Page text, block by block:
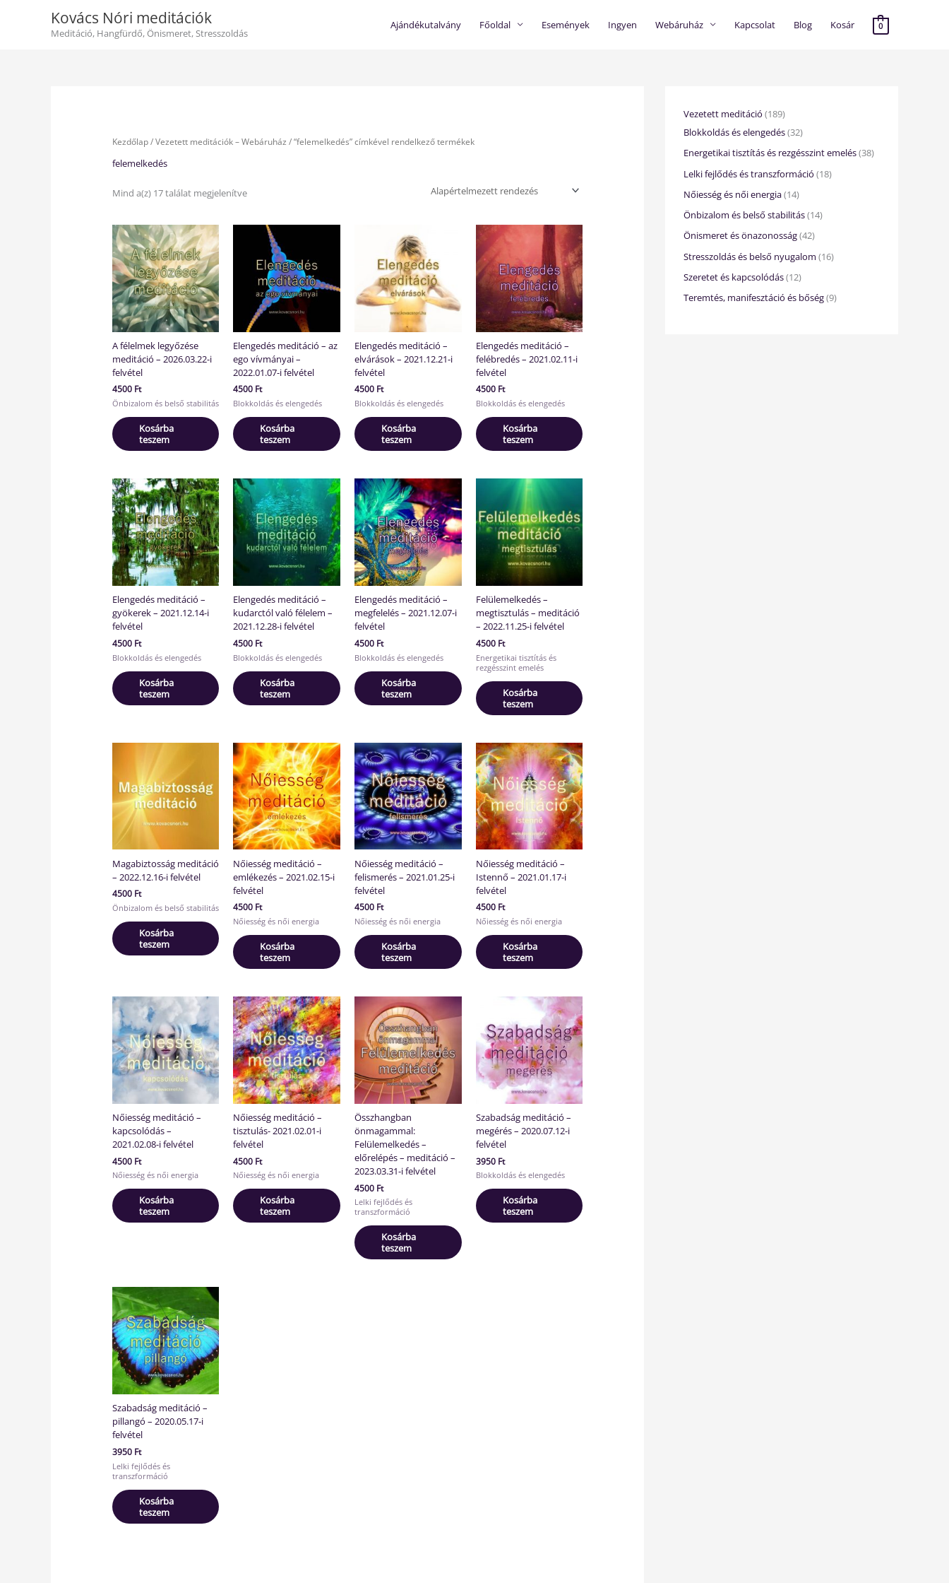
Kovács Nóri meditációk
Meditáció, Hangfürdő, Önismeret, Stresszoldás
Ajándékutalvány Főoldal Események Ingyen Webáruház Kapcsolat Blog Kosár 0
Kezdőlap/Vezetett meditációk – Webáruház / “felemelkedés” címkével rendelkező termékek
felemelkedés
Mind a(z) 17 találat megjelenítve
A félelmek legyőzése
meditáció – 2026.03.22-i
felvétel
4500 Ft
Önbizalom és belső stabilitás
Kosárba
teszem
Elengedés meditáció – az
ego vívmányai –
2022.01.07-i felvétel
4500 Ft
Blokkoldás és elengedés
Kosárba
teszem
Elengedés meditáció –
elvárások – 2021.12.21-i
felvétel
4500 Ft
Blokkoldás és elengedés
Kosárba
teszem
Elengedés meditáció –
felébredés – 2021.02.11-i
felvétel
4500 Ft
Blokkoldás és elengedés
Kosárba
teszem
Elengedés meditáció –
gyökerek – 2021.12.14-i
felvétel
4500 Ft
Blokkoldás és elengedés
Kosárba
teszem
Elengedés meditáció –
kudarctól való félelem –
2021.12.28-i felvétel
4500 Ft
Blokkoldás és elengedés
Kosárba
teszem
Elengedés meditáció –
megfelelés – 2021.12.07-i
felvétel
4500 Ft
Blokkoldás és elengedés
Kosárba
teszem
Felülemelkedés –
megtisztulás – meditáció
– 2022.11.25-i felvétel
4500 Ft
Energetikai tisztítás és
rezgésszint emelés
Kosárba
teszem
Magabiztosság meditáció
– 2022.12.16-i felvétel
4500 Ft
Önbizalom és belső stabilitás
Kosárba
teszem
Nőiesség meditáció –
emlékezés – 2021.02.15-i
felvétel
4500 Ft
Nőiesség és női energia
Kosárba
teszem
Nőiesség meditáció –
felismerés – 2021.01.25-i
felvétel
4500 Ft
Nőiesség és női energia
Kosárba
teszem
Nőiesség meditáció –
Istennő – 2021.01.17-i
felvétel
4500 Ft
Nőiesség és női energia
Kosárba
teszem
Nőiesség meditáció –
kapcsolódás –
2021.02.08-i felvétel
4500 Ft
Nőiesség és női energia
Kosárba
teszem
Nőiesség meditáció –
tisztulás- 2021.02.01-i
felvétel
4500 Ft
Nőiesség és női energia
Kosárba
teszem
Összhangban
önmagammal:
Felülemelkedés –
előrelépés – meditáció –
2023.03.31-i felvétel
4500 Ft
Lelki fejlődés és
transzformáció
Kosárba
teszem
Szabadság meditáció –
megérés – 2020.07.12-i
felvétel
3950 Ft
Blokkoldás és elengedés
Kosárba
teszem
Szabadság meditáció –
pillangó – 2020.05.17-i
felvétel
3950 Ft
Lelki fejlődés és
transzformáció
Kosárba
teszem
Vezetett meditáció 1898
9
t
k
Blokkoldás és elengedés 32t
e
r
Energetikai tisztítás és rezgésszint emelés 38e
Lelki fejlődés és transzformáció 18
e
r
Nőiesség és női energia 14
t
e
Önbizalom és belső stabilitás 14
e
r
k
Önismeret és önazonosság 42
e
r
Stresszoldás és belső nyugalom 16
e
Szeretet és kapcsolódás 12
t
e
r
Teremtés, manifesztáció és bőség 9
r